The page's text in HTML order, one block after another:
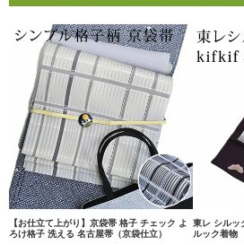
【お仕立て上がり】京袋帯 格子 チェック よ
ろけ格子 洗える 名古屋帯（京袋仕立）
東レ シル
ルック着物